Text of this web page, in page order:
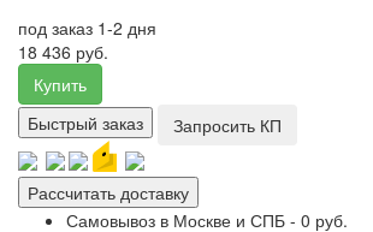
под заказ 1-2 дня
18 436 руб.
Купить
Быстрый заказ
Запросить КП
Рассчитать доставку
Самовывоз в Москве и СПБ - 0 руб.